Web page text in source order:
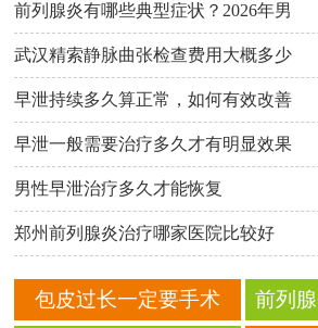
前列腺炎有哪些典型症状？2026年男
武汉精索静脉曲张检查费用大概多少
早泄持续多久算正常，如何有效改善
早泄一般需要治疗多久才有明显效果
男性早泄治疗多久才能恢复
郑州前列腺炎治疗哪家医院比较好
包皮过长一定要手术
前列